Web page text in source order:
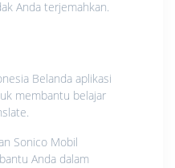
Anda terjemahkan.
Belanda aplikasi
membantu belajar
Sonico Mobil
Anda dalam